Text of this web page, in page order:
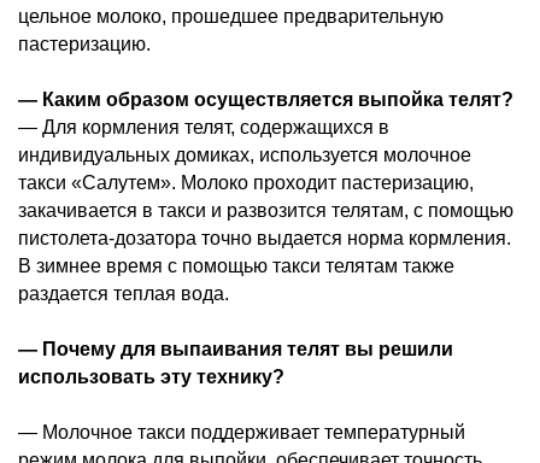
цельное молоко, прошедшее предварительную
пастеризацию.
— Каким образом осуществляется выпойка телят?
— Для кормления телят, содержащихся в
индивидуальных домиках, используется молочное
такси «Салутем». Молоко проходит пастеризацию,
закачивается в такси и развозится телятам, с помощью
пистолета-дозатора точно выдается норма кормления.
В зимнее время с помощью такси телятам также
раздается теплая вода.
— Почему для выпаивания телят вы решили
использовать эту технику?
— Молочное такси поддерживает температурный